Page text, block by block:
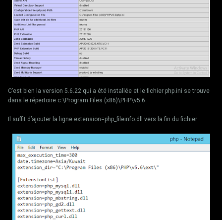
C’est bien la version 5.6.22 qui a été installée et le fichier php.ini se trouve
dans le répertoire c:\Program Files (x86)\PHP\v5.6
Il suffit d’ajouter la ligne extension=php_fileinfo.dll vers la fin du fichier